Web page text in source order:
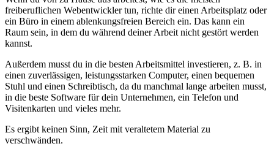
freiberuflichen Webentwickler tun, richte dir einen Arbeitsplatz oder
ein Büro in einem ablenkungsfreien Bereich ein. Das kann ein
Raum sein, in dem du während deiner Arbeit nicht gestört werden
kannst.
Außerdem musst du in die besten Arbeitsmittel investieren, z. B. in
einen zuverlässigen, leistungsstarken Computer, einen bequemen
Stuhl und einen Schreibtisch, da du manchmal lange arbeiten musst,
in die beste Software für dein Unternehmen, ein Telefon und
Visitenkarten und vieles mehr.
Es ergibt keinen Sinn, Zeit mit veraltetem Material zu
verschwänden.